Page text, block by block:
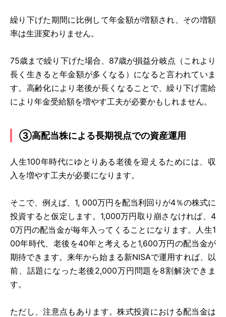
繰り下げた期間に比例して年金額が増額され、その増額
率は生涯変わりません。
75歳まで繰り下げた場合、87歳が損益分岐点（これより
長く生きると年金額が多くなる）になると言われていま
す。高齢化により老後が長くなることで、繰り下げ需給
により年金受給額を増やす工夫が必要かもしれません。
③高配当株による長期視点での資産運用
人生100年時代にゆとりある老後を迎えるためには、収
入を増やす工夫が必要になります。
そこで、例えば、1, 000万円を配当利回りが4％の株式に
投資すると仮定します。1,000万円取り崩さなければ、4
0万円の配当金が毎年入ってくることになります。人生1
00年時代、老後を40年と考えると1,600万円の配当金が
期待できます。来年から始まる新NISAで運用すれば、以
前、話題になった老後2,000万円問題を8割解決できま
す。
ただし、注意点もあります。株式投資における配当金は